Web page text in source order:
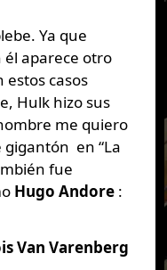
Ya que
él aparece otro
casos
Hulk hizo sus
me quiero
en “La
fue
Hugo Andore:
Van Varenberg